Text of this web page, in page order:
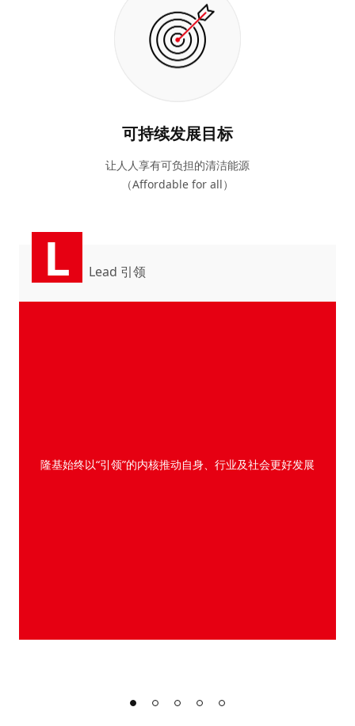
可持续发展目标
让人人享有可负担的清洁能源
（Affordable for all）
L Lead 引领
隆基始终以“引领”的内核推动自身、行业及社会更好发展